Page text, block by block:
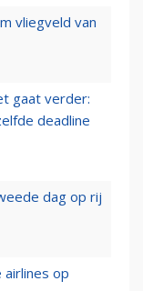
vliegveld van
gaat verder:
deadline
dag op rij
airlines op